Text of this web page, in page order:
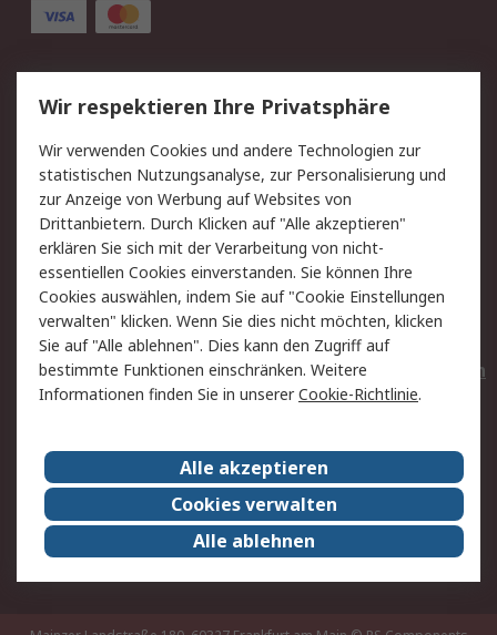
Service
Value Added Services
Lieferlösungen
Rücksendungen
Kontakt
Hilfe
Privatkunden
Rechtliches
AGB
Datenschutz
Cookie-Richtlinie
Zahlungsbedingungen
Copyright/Impressum
Entsorgung
Elektrogeräte/Batterien
RS weltweit
Karriere bei RS
Nachhaltigkeit
Qualität/Umwelt/ZertifikatePresse-Center
Event-Center
Wir respektieren Ihre Privatsphäre
Wir verwenden Cookies und andere Technologien zur
statistischen Nutzungsanalyse, zur Personalisierung und
zur Anzeige von Werbung auf Websites von
Drittanbietern. Durch Klicken auf "Alle akzeptieren"
erklären Sie sich mit der Verarbeitung von nicht-
essentiellen Cookies einverstanden. Sie können Ihre
Cookies auswählen, indem Sie auf "Cookie Einstellungen
verwalten" klicken. Wenn Sie dies nicht möchten, klicken
Sie auf "Alle ablehnen". Dies kann den Zugriff auf
bestimmte Funktionen einschränken. Weitere
Informationen finden Sie in unsererCookie-Richtlinie.
Alle akzeptieren
Cookies verwalten
Alle ablehnen